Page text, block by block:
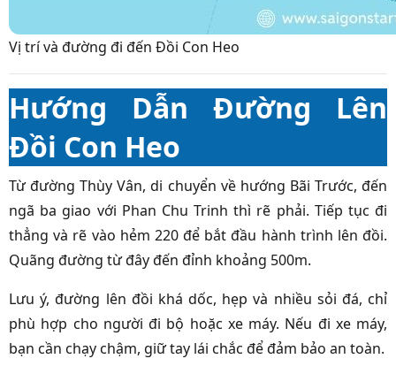
Vị trí và đường đi đến Đồi Con Heo
Hướng Dẫn Đường Lên
Đồi Con Heo
Từ đường Thùy Vân, di chuyển về hướng Bãi Trước, đến
ngã ba giao với Phan Chu Trinh thì rẽ phải. Tiếp tục đi
thẳng và rẽ vào hẻm 220 để bắt đầu hành trình lên đồi.
Quãng đường từ đây đến đỉnh khoảng 500m.
Lưu ý, đường lên đồi khá dốc, hẹp và nhiều sỏi đá, chỉ
phù hợp cho người đi bộ hoặc xe máy. Nếu đi xe máy,
bạn cần chạy chậm, giữ tay lái chắc để đảm bảo an toàn.